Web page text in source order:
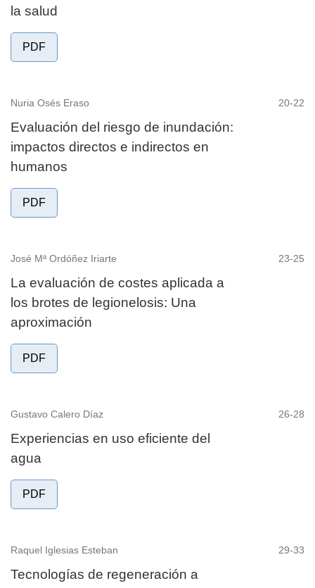
la salud
PDF
Nuria Osés Eraso 20-22
Evaluación del riesgo de inundación:
impactos directos e indirectos en
humanos
PDF
José Mª Ordóñez Iriarte 23-25
La evaluación de costes aplicada a
los brotes de legionelosis: Una
aproximación
PDF
Gustavo Calero Díaz 26-28
Experiencias en uso eficiente del
agua
PDF
Raquel Iglesias Esteban 29-33
Tecnologías de regeneración a